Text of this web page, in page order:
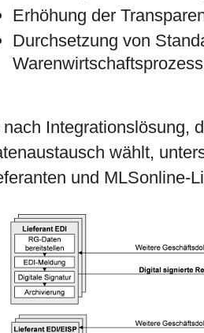
Erhöhung der
Durchsetzung von
nach Integrationslösung,
wählt,
und MLSonline-